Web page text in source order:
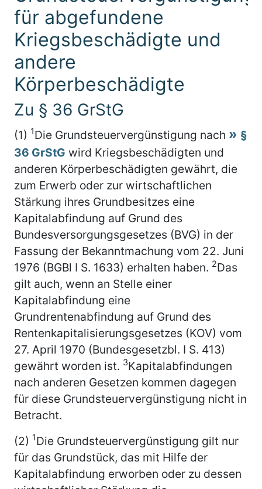
für abgefundene
Kriegsbeschädigte und
andere
Körperbeschädigte
Zu § 36 GrStG
(1) 1Die Grundsteuervergünstigung nach
§
36 GrStG wird Kriegsbeschädigten und
anderen Körperbeschädigten gewährt, die
zum Erwerb oder zur wirtschaftlichen
Stärkung ihres Grundbesitzes eine
Kapitalabfindung auf Grund des
Bundesversorgungsgesetzes (BVG) in der
Fassung der Bekanntmachung vom 22. Juni
1976 (BGBl I S. 1633) erhalten haben. 2Das
gilt auch, wenn an Stelle einer
Kapitalabfindung eine
Grundrentenabfindung auf Grund des
Rentenkapitalisierungsgesetzes (KOV) vom
27. April 1970 (Bundesgesetzbl. I S. 413)
gewährt worden ist. 3Kapitalabfindungen
nach anderen Gesetzen kommen dagegen
für diese Grundsteuervergünstigung nicht in
Betracht.
(2) 1Die Grundsteuervergünstigung gilt nur
für das Grundstück, das mit Hilfe der
Kapitalabfindung erworben oder zu dessen